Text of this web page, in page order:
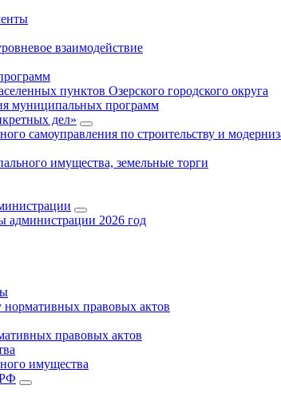
взаимодействие
пунктов Озерского городского округа
муниципальных программ
дел»
самоуправления по строительству и
имущества, земельные торги
администрации 2026 год
правовых актов
правовых актов
имущества